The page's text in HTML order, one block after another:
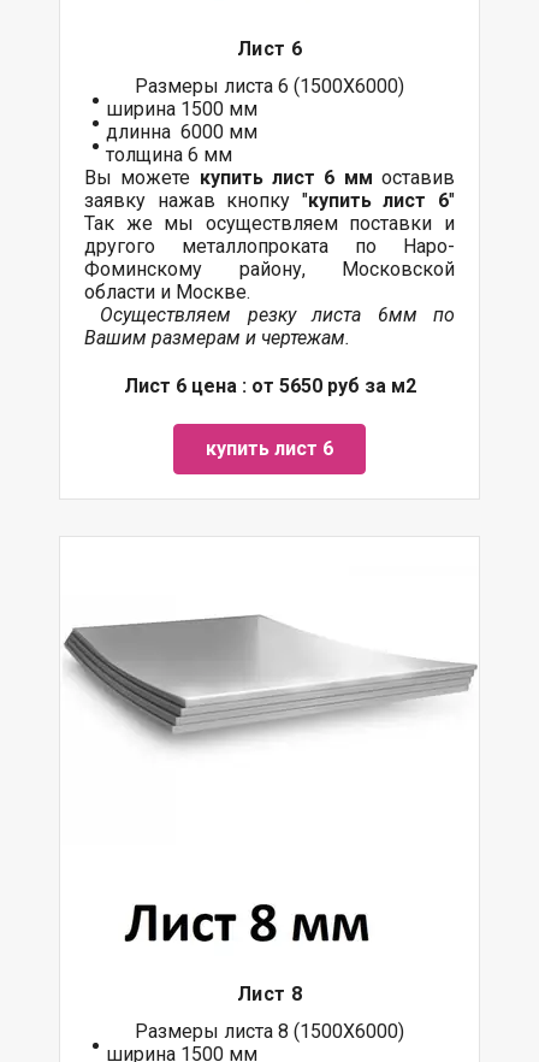
Лист 6
Размеры листа 6 (1500Х6000)
ширина 1500 мм
длинна 6000 мм
толщина 6 мм
Вы можете купить лист 6 мм оставив
заявку нажав кнопку "купить лист 6"
Так же мы осуществляем поставки и
другого металлопроката по Наро-
Фоминскому району, Московской
области и Москве.
Осуществляем резку листа 6мм по
Вашим размерам и чертежам.
Лист 6 цена : от 5650 руб за м2
купить лист 6
Лист 8
Размеры листа 8 (1500Х6000)
ширина 1500 мм